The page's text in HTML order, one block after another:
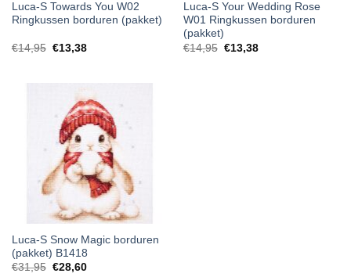
Luca-S Towards You W02
Ringkussen borduren (pakket)
€14,95 €13,38
Luca-S Your Wedding Rose
W01 Ringkussen borduren
(pakket)
€14,95 €13,38
Luca-S Snow Magic borduren
(pakket) B1418
€31,95 €28,60